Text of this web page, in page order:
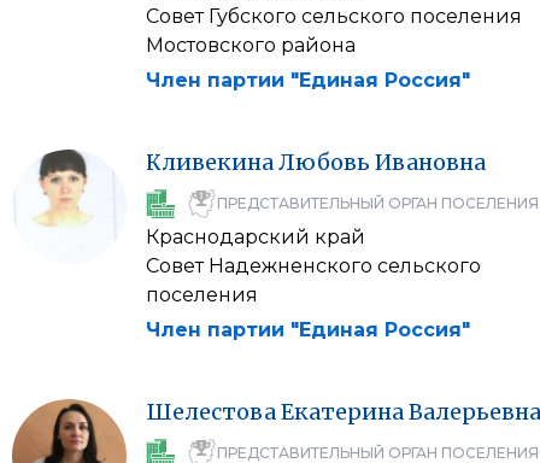
Совет Губского сельского поселения
Мостовского района
Член партии "Единая Россия"
КливекинаЛюбовь Ивановна
ПРЕДСТАВИТЕЛЬНЫЙ ОРГАН ПОСЕЛЕНИЯ
Краснодарский край
Совет Надежненского сельского
поселения
Член партии "Единая Россия"
ШелестоваЕкатеринаВалерьевна
ПРЕДСТАВИТЕЛЬНЫЙ ОРГАН ПОСЕЛЕНИЯ